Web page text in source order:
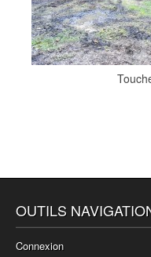
OUTILS
Connexion